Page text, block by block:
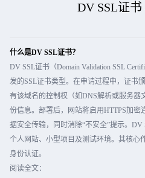
DV SSL证
什么是DV SSL证书？
DV SSL证书（Domain Validation SSL
发的SSL证书类型。在申请过程中，证书
有该域名的控制权（如DNS解析或服务器
份信息。部署后，网站将启用HTTPS加
据安全传输，同时消除“不安全”提示。
个人网站、小型项目及测试环境。其核心
身份认证。
阅读全文：